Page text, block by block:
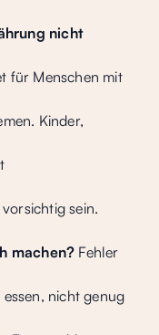
nicht
für Menschen mit
Kinder,
sein.
machen? Fehler
nicht genug